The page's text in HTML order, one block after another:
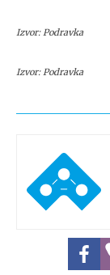
Izvor: Podravka
Izvor: Podravka